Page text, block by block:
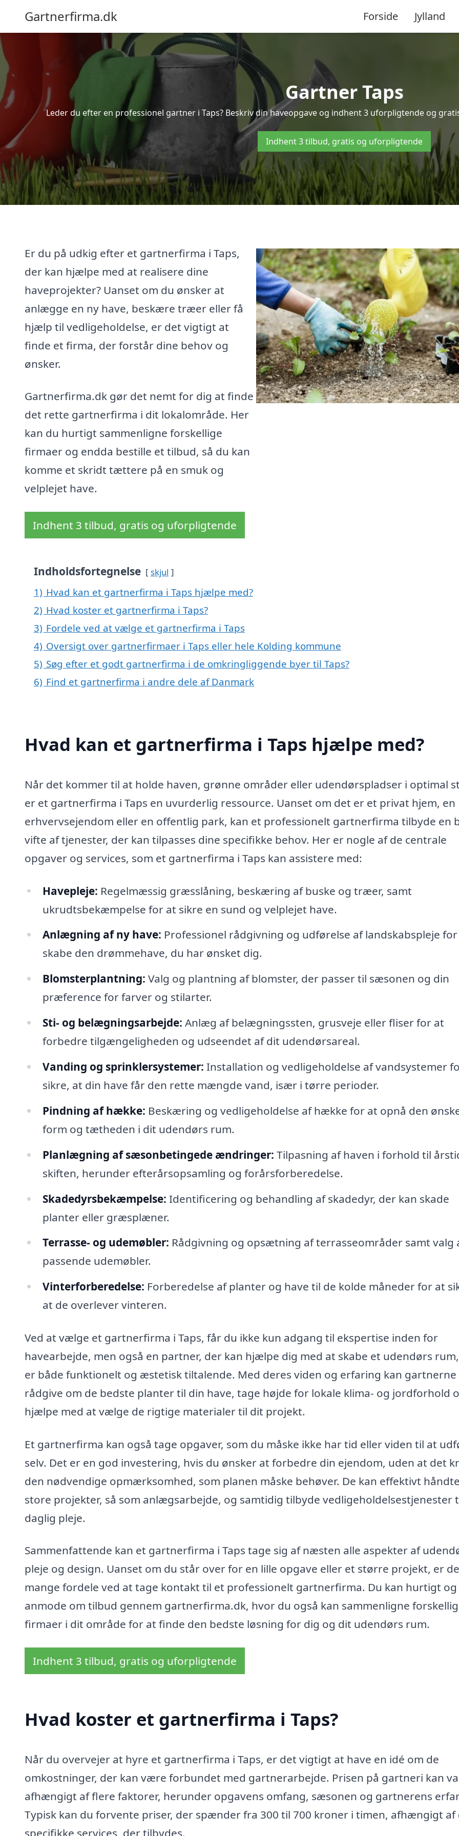
Gartnerfirma.dk Forside Jylland
Gartner Taps
Leder du efter en professionel gartner i Taps? Beskriv din haveopgave og indhent 3 uforpligtende og
Indhent 3 tilbud, gratis og uforpligtende
Er du på udkig efter et gartnerfirma i Taps,
der kan hjælpe med at realisere dine
haveprojekter? Uanset om du ønsker at
anlægge en ny have, beskære træer eller få
hjælp til vedligeholdelse, er det vigtigt at
finde et firma, der forstår dine behov og
ønsker.
Gartnerfirma.dk gør det nemt for dig at finde
det rette gartnerfirma i dit lokalområde. Her
kan du hurtigt sammenligne forskellige
firmaer og endda bestille et tilbud, så du kan
komme et skridt tættere på en smuk og
velplejet have.
Indhent 3 tilbud, gratis og uforpligtende
Indholdsfortegnelse skjul
1) Hvad kan et gartnerfirma i Taps hjælpe med?
2) Hvad koster et gartnerfirma i Taps?
3) Fordele ved at vælge et gartnerfirma i Taps
4) Oversigt over gartnerfirmaer i Taps eller hele Kolding kommune
5) Søg efter et godt gartnerfirma i de omkringliggende byer til Taps?
6) Find et gartnerfirma i andre dele af Danmark
Hvad kan et gartnerfirma i Taps hjælpe med?
Når det kommer til at holde haven, grønne områder eller udendørspladser i optimal
er et gartnerfirma i Taps en uvurderlig ressource. Uanset om det er et privat hjem, en
erhvervsejendom eller en offentlig park, kan et professionelt gartnerfirma tilbyde en
vifte af tjenester, der kan tilpasses dine specifikke behov. Her er nogle af de centrale
opgaver og services, som et gartnerfirma i Taps kan assistere med:
Havepleje: Regelmæssig græsslåning, beskæring af buske og træer, samt
ukrudtsbekæmpelse for at sikre en sund og velplejet have.
Anlægning af ny have: Professionel rådgivning og udførelse af landskabspleje
skabe den drømmehave, du har ønsket dig.
Blomsterplantning: Valg og plantning af blomster, der passer til sæsonen og din
præference for farver og stilarter.
Sti- og belægningsarbejde: Anlæg af belægningssten, grusveje eller fliser for at
forbedre tilgængeligheden og udseendet af dit udendørsareal.
Vanding og sprinklersystemer: Installation og vedligeholdelse af vandsystemer
sikre, at din have får den rette mængde vand, især i tørre perioder.
Pindning af hække: Beskæring og vedligeholdelse af hække for at opnå den
form og tætheden i dit udendørs rum.
Planlægning af sæsonbetingede ændringer: Tilpasning af haven i forhold til
skiften, herunder efterårsopsamling og forårsforberedelse.
Skadedyrsbekæmpelse: Identificering og behandling af skadedyr, der kan skade
planter eller græsplæner.
Terrasse- og udemøbler: Rådgivning og opsætning af terrasseområder samt valg
passende udemøbler.
Vinterforberedelse: Forberedelse af planter og have til de kolde måneder for at
at de overlever vinteren.
Ved at vælge et gartnerfirma i Taps, får du ikke kun adgang til ekspertise inden for
havearbejde, men også en partner, der kan hjælpe dig med at skabe et udendørs
er både funktionelt og æstetisk tiltalende. Med deres viden og erfaring kan gartnerne
rådgive om de bedste planter til din have, tage højde for lokale klima- og jordforhold
hjælpe med at vælge de rigtige materialer til dit projekt.
Et gartnerfirma kan også tage opgaver, som du måske ikke har tid eller viden til at
selv. Det er en god investering, hvis du ønsker at forbedre din ejendom, uden at det
den nødvendige opmærksomhed, som planen måske behøver. De kan effektivt
store projekter, så som anlægsarbejde, og samtidig tilbyde vedligeholdelsestjenester
daglig pleje.
Sammenfattende kan et gartnerfirma i Taps tage sig af næsten alle aspekter af
pleje og design. Uanset om du står over for en lille opgave eller et større projekt, er
mange fordele ved at tage kontakt til et professionelt gartnerfirma. Du kan hurtigt
anmode om tilbud gennem gartnerfirma.dk, hvor du også kan sammenligne
firmaer i dit område for at finde den bedste løsning for dig og dit udendørs rum.
Indhent 3 tilbud, gratis og uforpligtende
Hvad koster et gartnerfirma i Taps?
Når du overvejer at hyre et gartnerfirma i Taps, er det vigtigt at have en idé om de
omkostninger, der kan være forbundet med gartnerarbejde. Prisen på gartneri kan
afhængigt af flere faktorer, herunder opgavens omfang, sæsonen og gartnerens
Typisk kan du forvente priser, der spænder fra 300 til 700 kroner i timen, afhængigt af
specifikke services, der tilbydes.